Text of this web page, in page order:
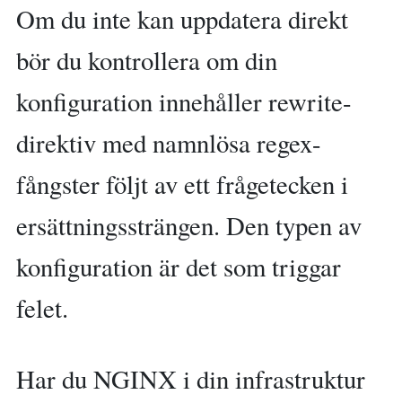
Om du inte kan uppdatera direkt
bör du kontrollera om din
konfiguration innehåller rewrite-
direktiv med namnlösa regex-
fångster följt av ett frågetecken i
ersättningssträngen. Den typen av
konfiguration är det som triggar
felet.
Har du NGINX i din infrastruktur